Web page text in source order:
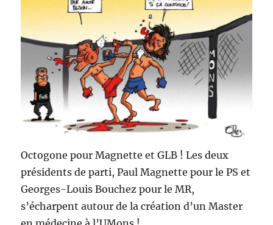
Octogone pour Magnette et GLB ! Les deux
présidents de parti, Paul Magnette pour le PS et
Georges-Louis Bouchez pour le MR,
s’écharpent autour de la création d’un Master